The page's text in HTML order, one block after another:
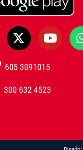
605 3091015
300 632 4523